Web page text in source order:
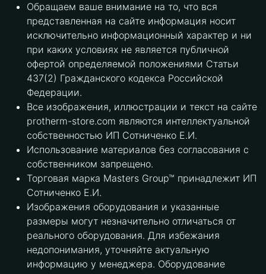
Обращаем ваше внимание на то, что вся
представленная на сайте информация носит
исключительно информационный характер и ни
при каких условиях не является публичной
офертой определяемой положениями Статьи
437(2) Гражданского кодекса Российской
Федерации.
Все изображения, иллюстрации и текст на сайте
protherm-store.com являются интеллектуальной
собственностью ИП Сотниченко Е.И.
Использование материалов без согласования с
собственником запрещено.
Торговая марка Masters Group™ принадлежит ИП
Сотниченко Е.И.
Изображения оборудования и указанные
размеры могут незначительно отличаться от
реального оборудования. Для избежания
недопонимания, уточняйте актуальную
информацию у менеджера. Оборудование